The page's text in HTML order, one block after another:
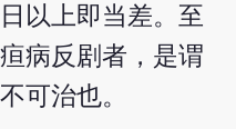
以上即当差。至
病反剧者，是谓
可治也。